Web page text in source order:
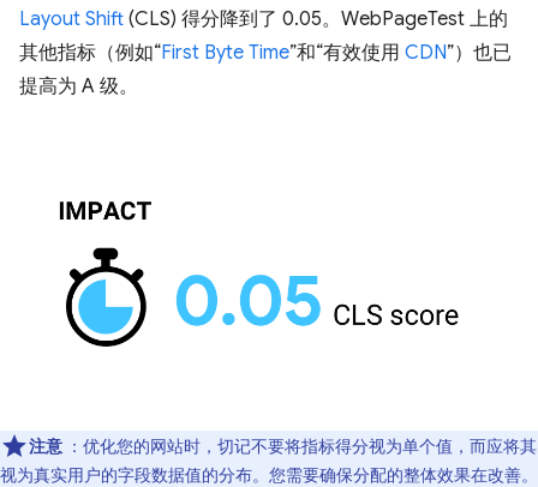
Layout Shift (CLS) 得分降到了 0.05。WebPageTest 上的
其他指标（例如“First Byte Time”和“有效使用 CDN”）也已
提高为 A 级。
注意 ：优化您的网站时，切记不要将指标得分视为单个值，而应将其
视为真实用户的字段数据值的分布。您需要确保分配的整体效果在改善。